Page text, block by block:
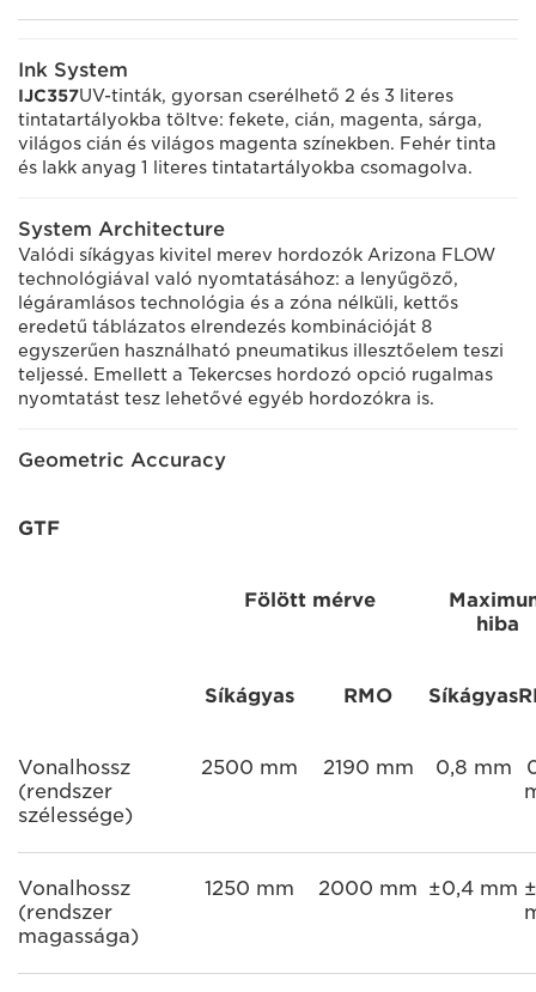
Ink System
IJC357UV-tinták, gyorsan cserélhető 2 és 3 literes
tintatartályokba töltve: fekete, cián, magenta, sárga,
világos cián és világos magenta színekben. Fehér tinta
és lakk anyag 1 literes tintatartályokba csomagolva.
System Architecture
Valódi síkágyas kivitel merev hordozók Arizona FLOW
technológiával való nyomtatásához: a lenyűgöző,
légáramlásos technológia és a zóna nélküli, kettős
eredetű táblázatos elrendezés kombinációját 8
egyszerűen használható pneumatikus illesztőelem teszi
teljessé. Emellett a Tekercses hordozó opció rugalmas
nyomtatást tesz lehetővé egyéb hordozókra is.
Geometric Accuracy
GTF
Fölött mérve
hiba
Síkágyas RMO Síkágyas
Vonalhossz
(rendszer
szélessége)
2500 mm 2190 mm 0,8 mm
Vonalhossz
(rendszer
magassága)
1250 mm 2000 mm ±0,4 mm